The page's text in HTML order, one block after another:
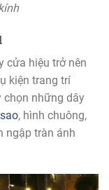
cửa hiệu trở nên
kiện trang trí
chọn những dây
, hình chuông,
ngập tràn ánh